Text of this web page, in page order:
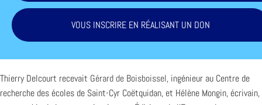
VOUS INSCRIRE EN RÉALISANT UN DON
Thierry Delcourt recevait Gérard de Boisboissel, ingénieur au Centre de
recherche des écoles de Saint-Cyr Coëtquidan, et Hélène Mongin, écrivain,